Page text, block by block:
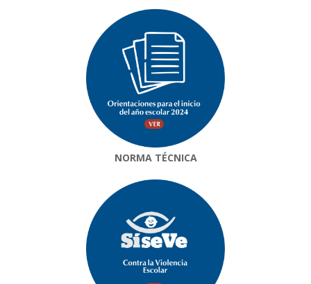
NORMA TÉCNICA